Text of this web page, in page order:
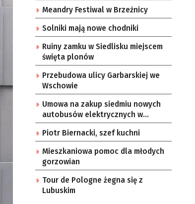
Meandry Festiwal w Brzeźnicy
Solniki mają nowe chodniki
Ruiny zamku w Siedlisku miejscem
święta plonów
Przebudowa ulicy Garbarskiej we
Wschowie
Umowa na zakup siedmiu nowych
autobusów elektrycznych w
Zielonej Górze
Piotr Biernacki, szef kuchni
Mieszkaniowa pomoc dla młodych
gorzowian
Tour de Pologne żegna się z
Lubuskim